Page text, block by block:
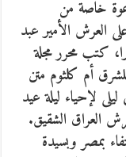
إليها دعوة خاصة من
العرش الأمير عبد
كتب محرر مجلة
أم كلثوم متن
أرض ليلى لإحياء ليلة عيد
العراق الشقيق.
بمصر وبسيدة